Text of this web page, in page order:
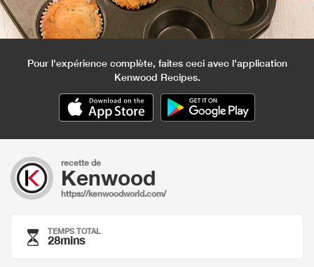
Pour l'expérience complète, faites ceci avec l'application
Kenwood Recipes.
recette de
Kenwood
https://kenwoodworld.com/
TEMPS TOTAL
28mins